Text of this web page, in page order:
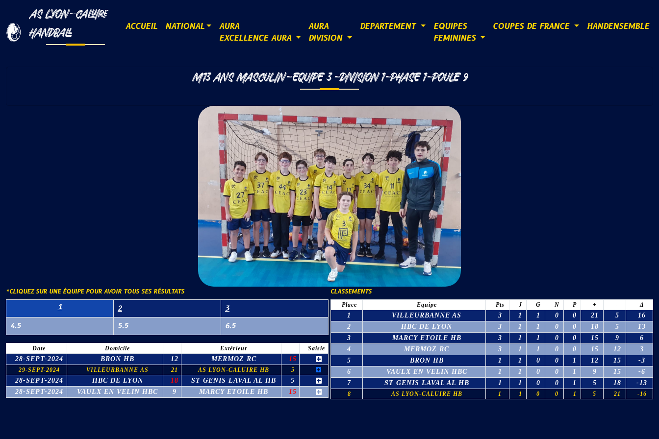
AS LYON-CALUIRE
HANDBALL
ACCUEIL NATIONAL
AURA
EXCELLENCE AURA
AURA
DIVISION
DEPARTEMENT
EQUIPES
FEMININES
COUPES DE FRANCE HANDENSEMBLE
M13 ANS MASCULIN-EQUIPE 3 -DIVISION 1-PHASE 1-POULE 9
*CLIQUEZ SUR UNE ÉQUIPE POUR AVOIR TOUS SES RÉSULTATS
1 2
3
4.5
5.5 6.5
Date Domicile Extérieur Saisie
28-SEPT-2024 BRON HB 12 MERMOZ RC 15
29-SEPT-2024 VILLEURBANNE AS 21 AS LYON-CALUIRE HB 5
28-SEPT-2024 HBC DE LYON 18 ST GENIS LAVAL AL HB
5
28-SEPT-2024
VAULX EN VELIN HBC 9 MARCY ETOILE HB 15
CLASSEMENTS
Place Equipe Pts J G N P + - Δ
1 VILLEURBANNE AS 3 1 1 0 0 21 5
16
2
HBC DE LYON 3 1 1 0 0 18 5
13
3
MARCY ETOILE HB 3 1 1 0 0 15 9
6
4
MERMOZ RC 3 1 1 0 0 15 12
3
5
BRON HB 1 1 0 0 1 12 15
-3
6
VAULX EN VELIN HBC 1 1 0 0 1 9 15
-6
7
ST GENIS LAVAL AL HB 1 1 0 0 1 5 18 -13
8 AS LYON-CALUIRE HB 1 1 0 0 1 5 21 -16